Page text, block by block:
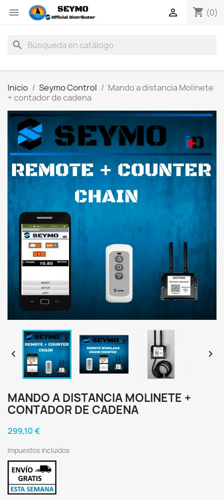
 shopping_cart (0)

search
Inicio Seymo Control
Mando a distancia Molinete
+ contador de cadena
 
MANDO A DISTANCIA MOLINETE +
CONTADOR DE CADENA
299,10 €
Impuestos incluidos